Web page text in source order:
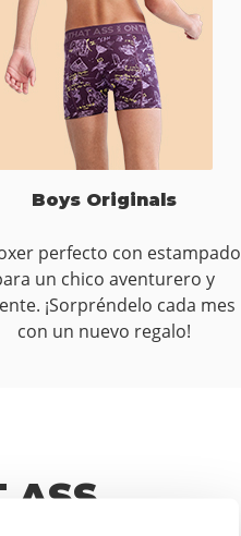
Boys Originals
perfecto con estampado
un chico aventurero y
¡Sorpréndelo cada mes
con un nuevo regalo!